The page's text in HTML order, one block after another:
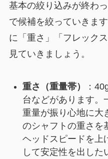
基本の絞り込みが終わ
で候補を絞っていきま
に「重さ」「フレック
見ていきましょう。
重さ（重量帯）
：
台などがあります。
重量が振り心地に大
のシャフトの重さを
ヘッドスピードを上
して安定性を出した